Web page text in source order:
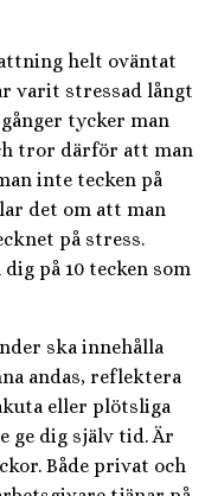
helt oväntat
varit stressad långt
tycker man
tror därför att man
inte tecken på
det om att man
på stress.
på 10 tecken som
ska innehålla
andas, reflektera
eller plötsliga
ge dig själv tid. Är
Både privat och